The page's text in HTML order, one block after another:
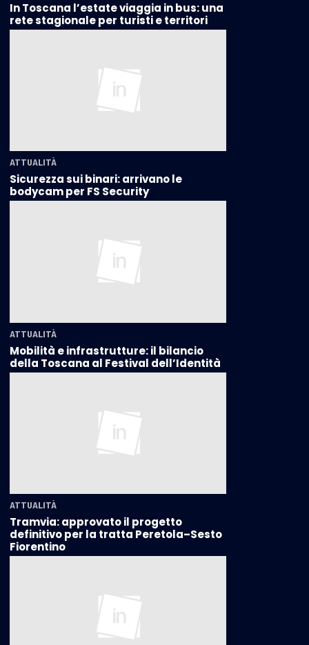
In Toscana l’estate viaggia in bus: una
rete stagionale per turisti e territori
ATTUALITÀ
Sicurezza sui binari: arrivano le
bodycam per FS Security
ATTUALITÀ
Mobilità e infrastrutture: il bilancio
della Toscana al Festival dell’Identità
ATTUALITÀ
Tramvia: approvato il progetto
definitivo per la tratta Peretola–Sesto
Fiorentino